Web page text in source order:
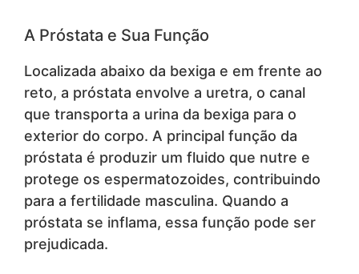
A Próstata e Sua Função
Localizada abaixo da bexiga e em frente ao
reto, a próstata envolve a uretra, o canal
que transporta a urina da bexiga para o
exterior do corpo. A principal função da
próstata é produzir um fluido que nutre e
protege os espermatozoides, contribuindo
para a fertilidade masculina. Quando a
próstata se inflama, essa função pode ser
prejudicada.